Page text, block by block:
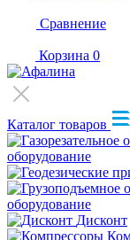
Сравнение
Корзина 0
Каталог товаров
оборудование
оборудование
Дисконт